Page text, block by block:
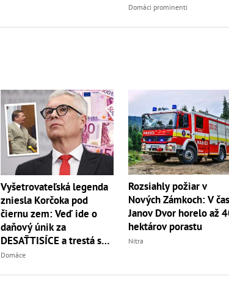
Domáci prominenti
Vyšetrovateľská legenda
zniesla Korčoka pod
čiernu zem: Veď ide o
daňový únik za
DESAŤTISÍCE a trestá sa
basou!
Domáce
Rozsiahly požiar v
Nových Zámkoch: V
Janov Dvor horelo až
hektárov porastu
Nitra